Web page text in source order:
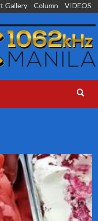
Gallery Column VIDEOS